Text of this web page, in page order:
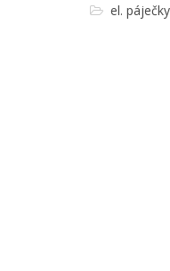
el. páječky